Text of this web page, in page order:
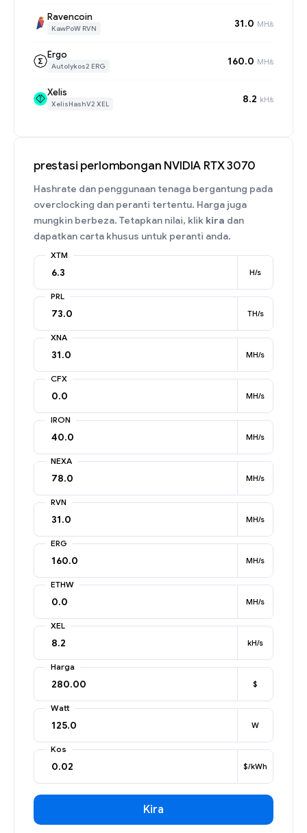
Ravencoin
KawPoW RVN 31.0 MH/s
Ergo
Autolykos2 ERG 160.0 MH/s
Xelis
XelisHashV2 XEL 8.2 kH/s
prestasi perlombongan NVIDIA RTX 3070
Hashrate dan penggunaan tenaga bergantung pada
overclocking dan peranti tertentu. Harga juga
mungkin berbeza. Tetapkan nilai, klik kira dan
dapatkan carta khusus untuk peranti anda.
XTM
H/s
PRL
TH/s
XNA
MH/s
CFX
MH/s
IRON
MH/s
NEXA
MH/s
RVN
MH/s
ERG
MH/s
ETHW
MH/s
XEL
kH/s
Harga
$
Watt
W
Kos
$/kWh
Kira